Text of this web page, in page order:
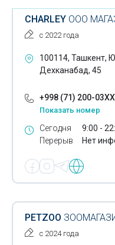
Бумажные крышки
Бумажные полотенца
Бутылки
Бытовая химия
Велосипеды
Воздушные шланги
Галантерея
Гибкие шланги
Гуашь
CHARLEY ООО
с 2022 года
100114, Ташкент,
Дехканабад, 45
+998 (71) 200-
Показать номер
Сегодня
Перерыв
9:00 -
Нет
PETZOO
с 2024 года